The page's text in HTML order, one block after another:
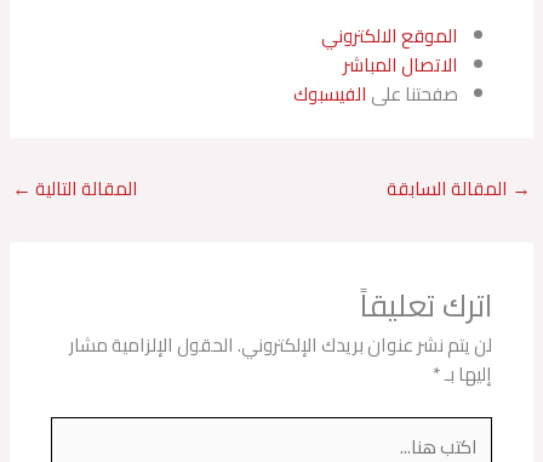
الموقع الالكتروني
الاتصال المباشر
صفحتنا على الفيسبوك
→ المقالة السابقة المقالة التالية ←
اترك تعليقاً
لن يتم نشر عنوان بريدك الإلكتروني.الحقول الإلزامية مشار
إليها بـ*
اكتب